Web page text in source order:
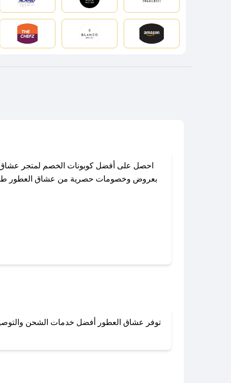
احصل على أفضل كوبونات الخصم لمتجر عشاق
بعروض وخصومات حصرية من عشاق العطور طوال
باستخدام تطبيق صحصح، يمكنك العثور
لا تقلق! يمكنك
توفر عشاق العطور أفضل خدمات الشحن